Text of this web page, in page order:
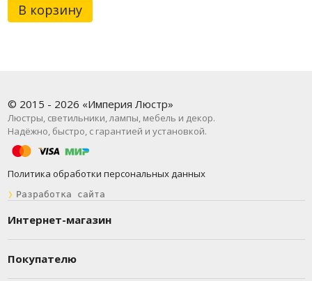
В корзину
© 2015 - 2026 «Империя Люстр»
Люстры, светильники, лампы, мебель и декор.
Надёжно, быстро, с гарантией и установкой.
Политика обработки персональных данных
❯ Разработка сайта
Интернет-магазин
Покупателю